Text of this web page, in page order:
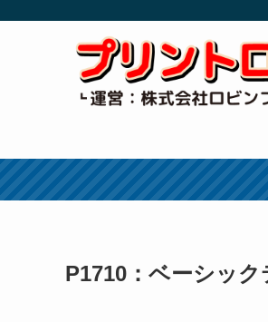
P1710：ベーシッ